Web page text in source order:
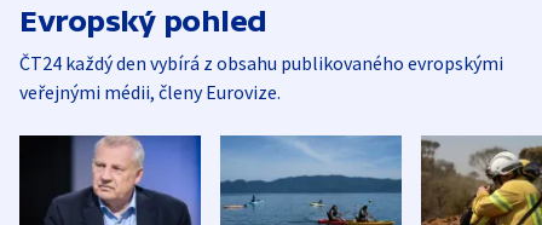
Evropský pohled
ČT24 každý den vybírá z obsahu publikovaného evropskými
veřejnými médii, členy Eurovize.